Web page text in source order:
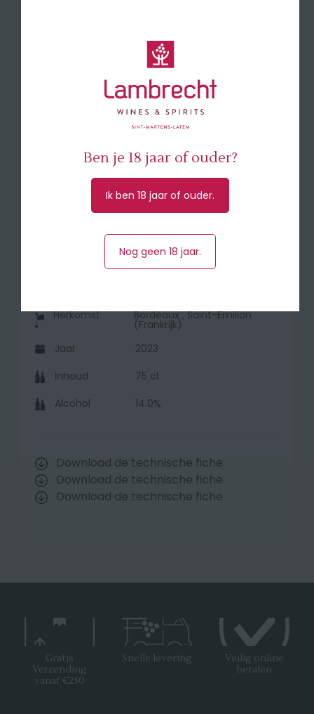
hints van bergamot, een vleugje nougat en
gekonfijte sinaasappelschil, sigarentabak.
De aanzet is zacht en romig met veel rijp
fruit, een goede frisheid en levendige
afdronk dankzij de kalkrijke bodem.
Elegantie en finesse kenmerken deze wijn.
🍽 Serveer bij rood vlees, pluimwild en harde
Herkomst
Bordeaux , Saint-Emilion
(Frankrijk)
Jaar
2023
Inhoud
75 cl
Alcohol
14.0%
Download de technische fiche
Download de technische fiche
Download de technische fiche
Gratis
Verzending
vanaf €250
Snelle levering
Veilig online
betalen
Ben je 18 jaar of ouder?
Ik ben 18 jaar of ouder.
Nog geen 18 jaar.